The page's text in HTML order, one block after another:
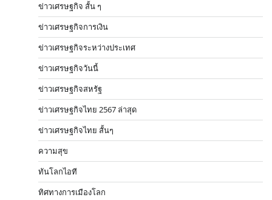
ข่าวเศรษฐกิจ สั้น ๆ
ข่าวเศรษฐกิจการเงิน
ข่าวเศรษฐกิจระหว่างประเทศ
ข่าวเศรษฐกิจวันนี้
ข่าวเศรษฐกิจสหรัฐ
ข่าวเศรษฐกิจไทย 2567 ล่าสุด
ข่าวเศรษฐกิจไทย สั้นๆ
ความสุข
ทันโลกไอที
ทิศทางการเมืองโลก